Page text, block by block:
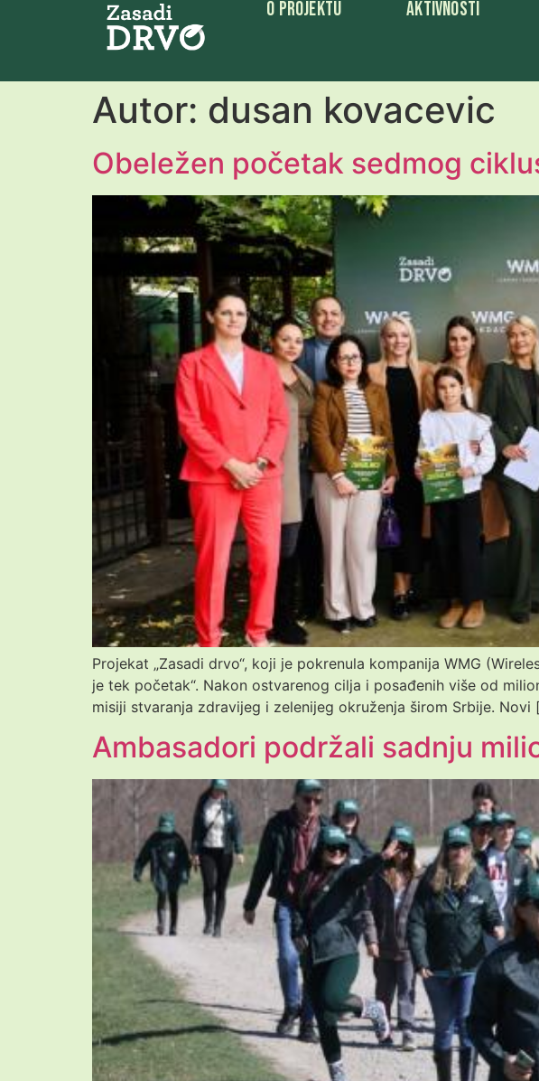
O Projektu Aktivnosti
Autor: dusan kovacevic
Obeležen početak sedmog
Projekat „Zasadi drvo“, koji je pokrenula kompanija WMG
je tek početak“. Nakon ostvarenog cilja i posađenih više od
misiji stvaranja zdravijeg i zelenijeg okruženja širom Srbije. Novi
Ambasadori podržali sadnju